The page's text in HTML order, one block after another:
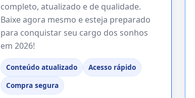
completo, atualizado e de qualidade.
Baixe agora mesmo e esteja preparado
para conquistar seu cargo dos sonhos
em 2026!
Conteúdo atualizado
Acesso rápido
Compra segura